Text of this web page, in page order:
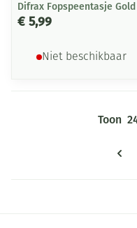
Difrax Fopspeentasje Gold
€ 5,99
Niet beschikbaar
Toon